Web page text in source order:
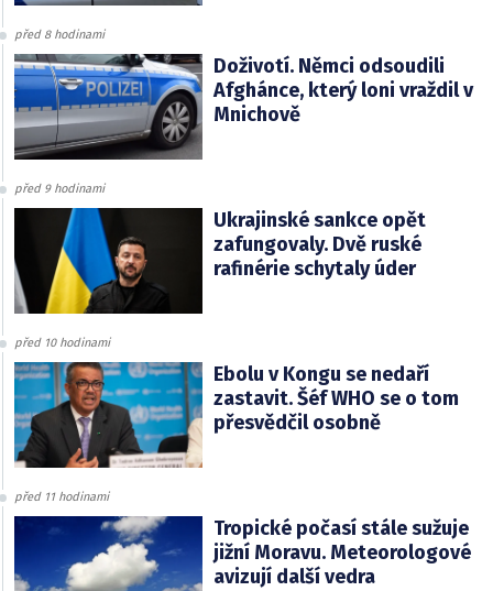
před 8 hodinami
Doživotí. Němci odsoudili
Afghánce, který loni vraždil v
Mnichově
před 9 hodinami
Ukrajinské sankce opět
zafungovaly. Dvě ruské
rafinérie schytaly úder
před 10 hodinami
Ebolu v Kongu se nedaří
zastavit. Šéf WHO se o tom
přesvědčil osobně
před 11 hodinami
Tropické počasí stále sužuje
jižní Moravu. Meteorologové
avizují další vedra